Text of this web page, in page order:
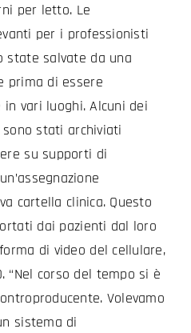
per letto. Le
per i professionisti
state salvate da una
prima di essere
vari luoghi. Alcuni dei
stati archiviati
su supporti di
cartella clinica. Questo
dai pazienti dal loro
di video del cellulare,
“Nel corso del tempo si è
Volevamo
sistema di